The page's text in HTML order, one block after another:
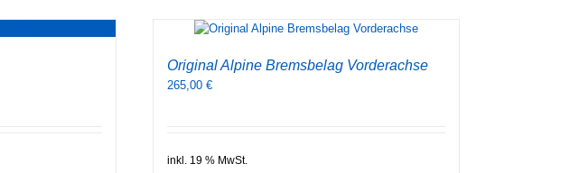
Original Alpine Bremsbelag Vorderachse
265,00 €
inkl. 19 % MwSt.